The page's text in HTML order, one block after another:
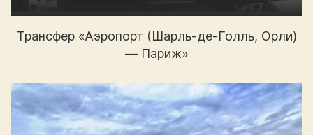
Трансфер «Аэропорт (Шарль-де-Голль, Орли)
— Париж»